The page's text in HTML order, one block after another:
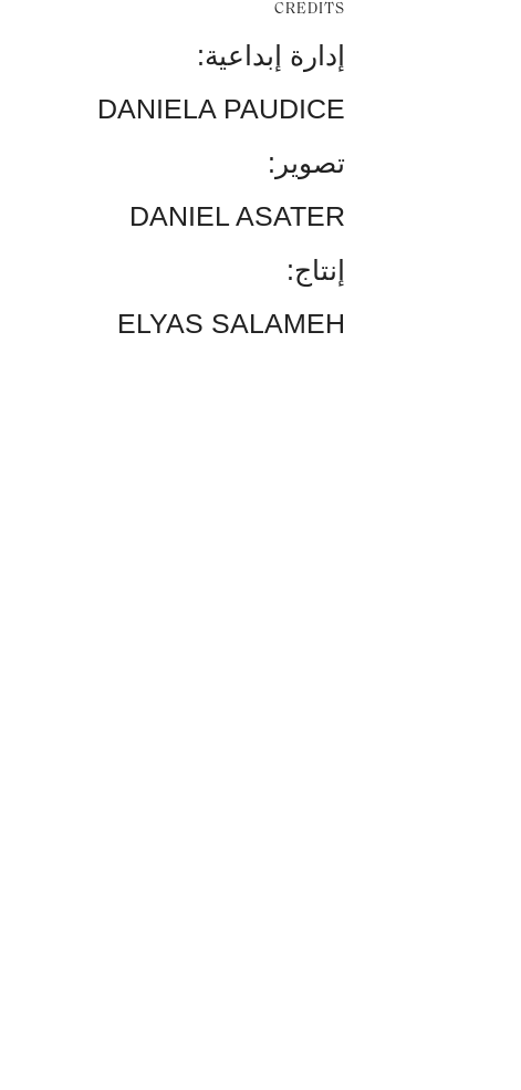
CREDITS
إدارة إبداعية:
DANIELA PAUDICE
تصوير :
DANIEL ASATER
إنتاج:
ELYAS SALAMEH